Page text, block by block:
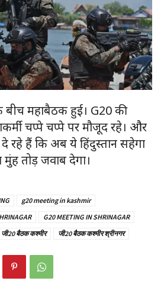
बीच महाबैठक हुई। G20 की
चप्पे चप्पे पर मौजूद रहे। और
रहे हैं कि अब ये हिंदुस्तान सहेगा
तोड़ जवाब देगा।
g20 meeting in kashmir
G20 MEETING IN SHRINAGAR
जी20 बैठक कश्मीर जी20 बैठक कश्मीर श्रीनगर